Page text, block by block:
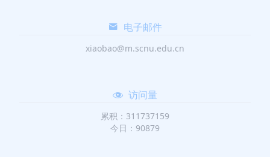
电子邮件
xiaobao@m.scnu.edu.cn
访问量
累积：311737159
今日：90879